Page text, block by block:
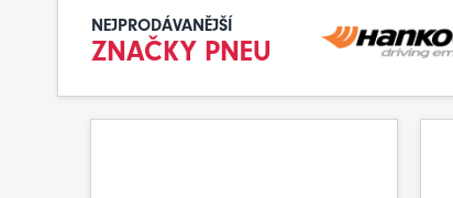
NEJPRODÁVANĚJŠÍ
ZNAČKY PNEU